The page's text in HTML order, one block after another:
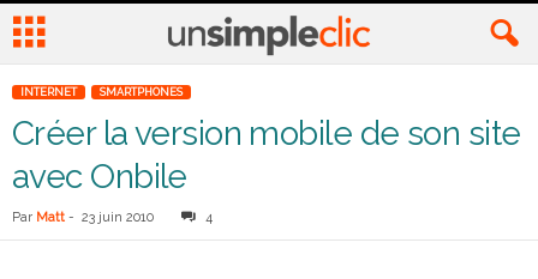
INTERNET SMARTPHONES
Créer la version mobile de son site
avec Onbile
Par Matt - 23 juin 2010 4